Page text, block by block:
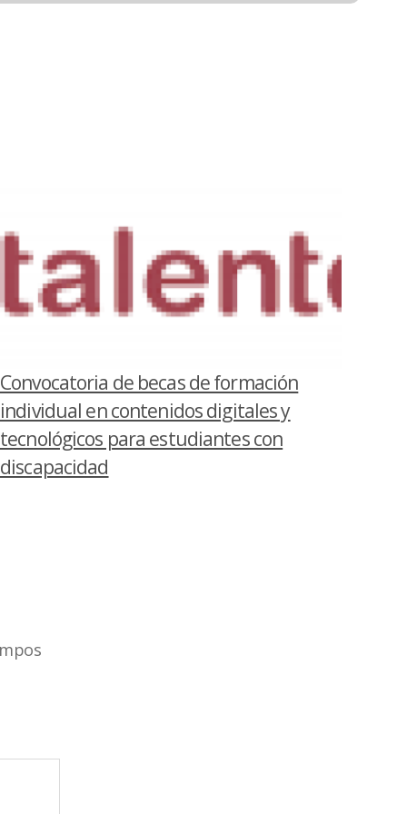
Convocatoria de becas de formación
individual en contenidos digitales y
tecnológicos para estudiantes con
discapacidad